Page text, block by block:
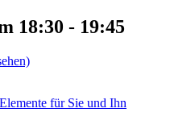
18:30 - 19:45
für Sie und Ihn